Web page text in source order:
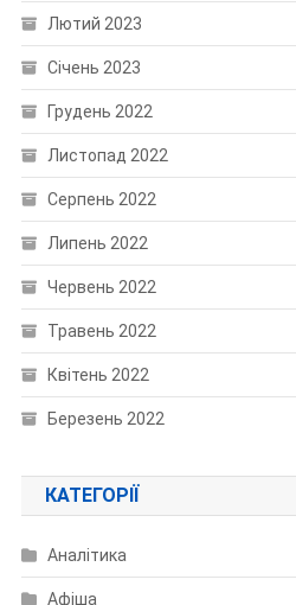
Лютий 2023
Січень 2023
Грудень 2022
Листопад 2022
Серпень 2022
Липень 2022
Червень 2022
Травень 2022
Квітень 2022
Березень 2022
КАТЕГОРІЇ
Аналітика
Афіша